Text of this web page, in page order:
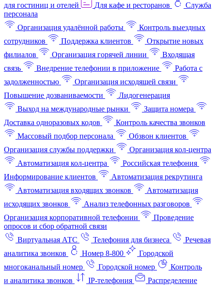
для гостиниц и отелей
Для кафе и ресторанов
Служба
персонала
Организация удалённой работы
Контроль выездных
сотрудников
Поддержка клиентов
Открытие новых
филиалов
Организация горячей линии
Входящая
связь
Внедрение телефонии в приложение
Работа с
задолженностью
Организация исходящей связи
Повышение дозваниваемости
Лидогенерация
Выход на международные рынки
Защита номера
Доставка одноразовых кодов
Контроль качества звонков
Массовый подбор персонала
Обзвон клиентов
Организация службы поддержки
Организация кол-центра
Автоматизация кол-центра
Российская телефония
Информирование клиентов
Автоматизация рекрутинга
Автоматизация входящих звонков
Автоматизация
исходящих звонков
Анализ телефонных разговоров
Организация корпоративной телефонии
Проведение
опросов и сбор обратной связи
Виртуальная АТС
Телефония для бизнеса
Речевая
аналитика звонков
Номер 8-800
Городской
многоканальный номер
Городской номер
Контроль
и аналитика звонков
IP-телефония
Распределение